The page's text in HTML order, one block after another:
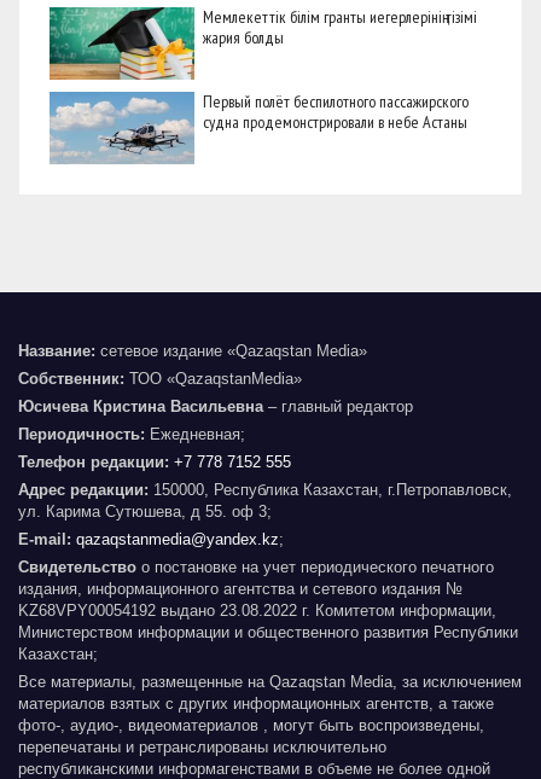
Мемлекеттік білім гранты иегерлерінің тізімі
жария болды
Первый полёт беспилотного пассажирского
судна продемонстрировали в небе Астаны
Название: сетевое издание «Qazaqstan Media»
Собственник: ТОО «QazaqstanMedia»
Юсичева Кристина Васильевна – главный редактор
Периодичность: Ежедневная;
Телефон редакции: +7 778 7152 555
Адрес редакции: 150000, Республика Казахстан, г.Петропавловск,
ул. Карима Сутюшева, д 55. оф 3;
E-mail: qazaqstanmedia@yandex.kz;
Свидетельство о постановке на учет периодического печатного
издания, информационного агентства и сетевого издания №
KZ68VPY00054192 выдано 23.08.2022 г. Комитетом информации,
Министерством информации и общественного развития Республики
Казахстан;
Все материалы, размещенные на Qazaqstan Media, за исключением
материалов взятых с других информационных агентств, а также
фото-, аудио-, видеоматериалов , могут быть воспроизведены,
перепечатаны и ретранслированы исключительно
республиканскими информагенствами в объеме не более одной